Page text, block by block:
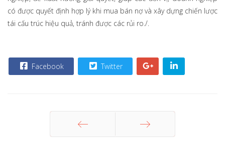
có được quyết định hợp lý khi mua bán nợ và xây dựng chiến lược
tái cấu trúc hiệu quả, tránh được các rủi ro./.
Facebook Twitter